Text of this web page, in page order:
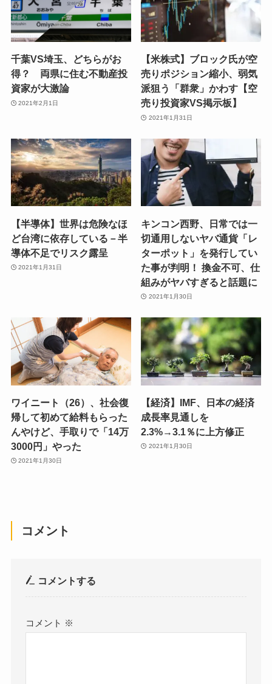
千葉VS埼玉、どちらがお
得？ 両県に住む不動産投
資家が大激論
2021年2月1日
【米株式】ブロック氏が空
売りポジション縮小、弱気
派狙う「群衆」かわす【空
売り投資家VS掲示板】
2021年1月31日
【半導体】世界は危険なほ
ど台湾に依存している－半
導体不足でリスク露呈
2021年1月31日
キンコン西野、日常では一
切通用しないヤバ通貨「レ
ターポット」を発行してい
た事が判明！ 換金不可、仕
組みがヤバすぎると話題に
2021年1月30日
ワイニート（26）、社会復
帰して初めて給料もらった
んやけど、手取りで「14万
3000円」やった
2021年1月30日
【経済】IMF、日本の経済
成長率見通しを
2.3%→3.1％に上方修正
2021年1月30日
コメント
コメントする
コメント ※